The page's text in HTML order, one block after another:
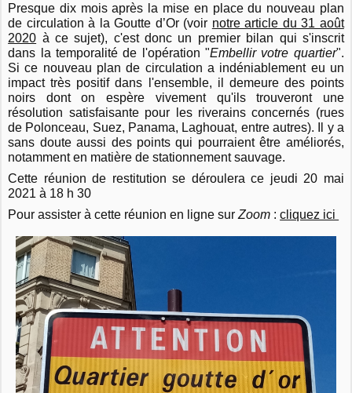
Presque dix mois après la mise en place du nouveau plan
de circulation à la Goutte d’Or (voir notre article du 31 août
2020 à ce sujet), c'est donc un premier bilan qui s'inscrit
dans la temporalité de l'opération "Embellir votre quartier".
Si ce nouveau plan de circulation a indéniablement eu un
impact très positif dans l'ensemble, il demeure des points
noirs dont on espère vivement qu'ils trouveront une
résolution satisfaisante pour les riverains concernés (rues
de Polonceau, Suez, Panama, Laghouat, entre autres). Il y a
sans doute aussi des points qui pourraient être améliorés,
notamment en matière de stationnement sauvage.
Cette réunion de restitution se déroulera ce jeudi 20 mai
2021 à 18 h 30
Pour assister à cette réunion en ligne surZoom :cliquez ici